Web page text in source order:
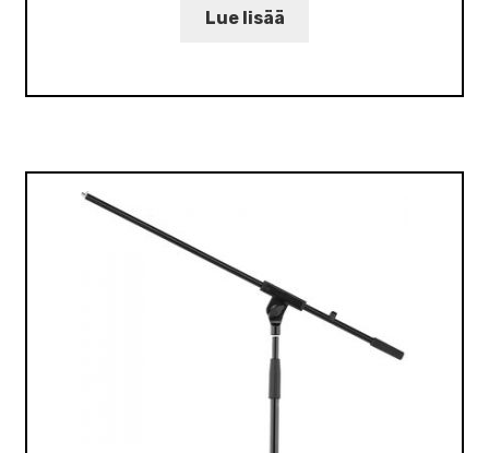
Lue lisää